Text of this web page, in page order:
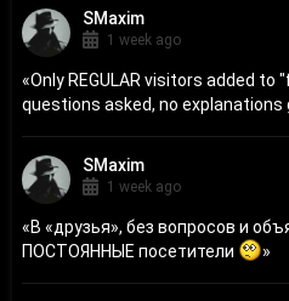
«Only REGULAR visitors added to
questions asked, no explanations
SMaxim
1 week ago
«В «друзья», без вопросов и
ПОСТОЯННЫЕ посетители
»
SMaxim
1 week ago